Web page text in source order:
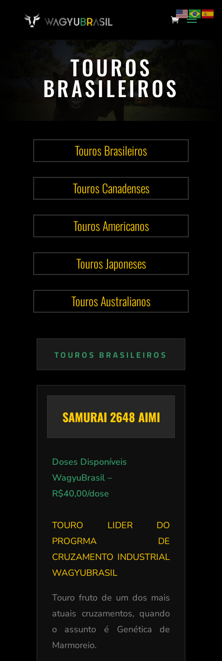
TOUROS
BRASILEIROS
Touros Brasileiros
Touros Canadenses
Touros Americanos
Touros Japoneses
Touros Australianos
TOUROS BRASILEIROS
SAMURAI 2648 AIMI
Doses Disponíveis
WagyuBrasil –
R$40,00/dose
TOURO LIDER DO
PROGRMA DE
CRUZAMENTO INDUSTRIAL
WAGYUBRASIL
Touro fruto de um dos mais
atuais cruzamentos, quando
o assunto é Genética de
Marmoreio.